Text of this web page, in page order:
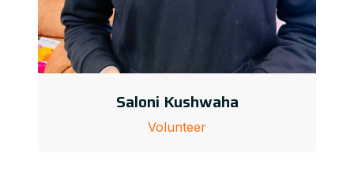
Saloni Kushwaha
Volunteer